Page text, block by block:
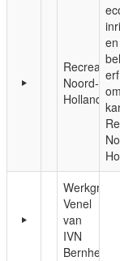
Recreatie
Noord-
Holland
en
erf
om
Werkgroep
Venel
van
IVN
Bernheze